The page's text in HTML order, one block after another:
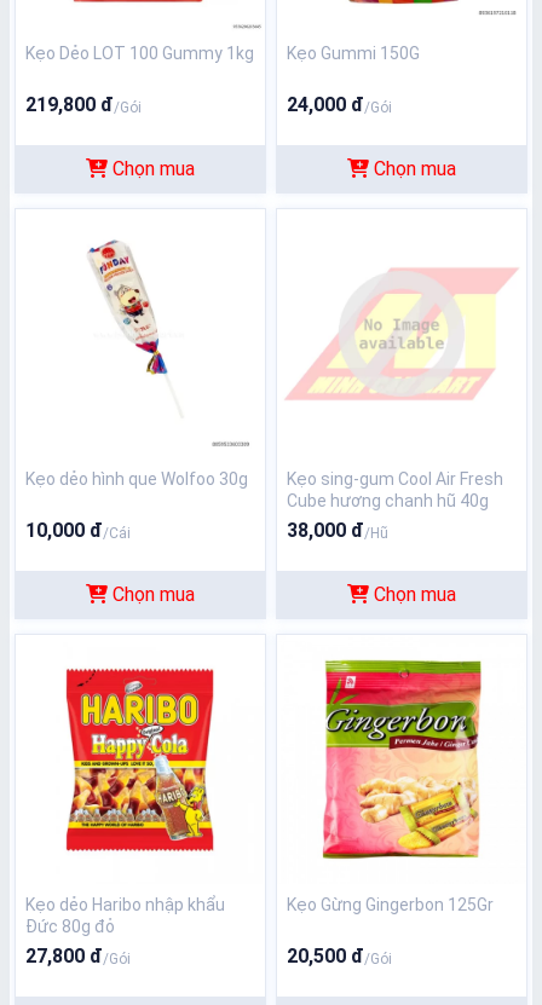
Kẹo Dẻo LOT 100 Gummy 1kg
219,800 đ/Gói
Chọn mua
Kẹo Gummi 150G
24,000 đ/Gói
Chọn mua
Kẹo dẻo hình que Wolfoo 30g
10,000 đ/Cái
Chọn mua
Kẹo sing-gum Cool Air Fresh
Cube hương chanh hũ 40g
38,000 đ/Hũ
Chọn mua
Kẹo dẻo Haribo nhập khẩu
Đức 80g đỏ
27,800 đ/Gói
Kẹo Gừng Gingerbon 125Gr
20,500 đ/Gói